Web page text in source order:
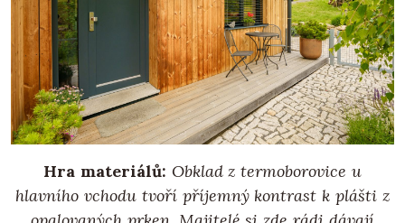
Hra materiálů: Obklad z termoborovice u
hlavního vchodu tvoří příjemný kontrast k plášti z